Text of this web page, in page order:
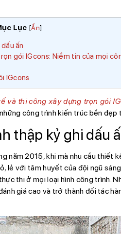
Lục [Ẩn]
ấn
gói IGcons: Niềm tin của mọi
IGcons
và thi công xây dựng trọn gói
công trình kiến trúc bền đẹp
thập kỷ ghi dấu
năm 2015, khi mà nhu cầu thiết
lẻ với tâm huyết của đội ngũ
thi ở mọi loại hình công trình.
giá cao và trở thành đối tác